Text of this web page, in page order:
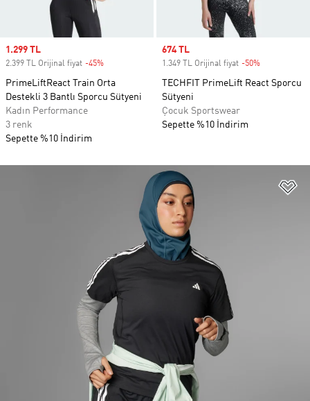
Sale price
1.299 TL
2.399 TL Orijinal fiyat -45%
PrimeLiftReact Train Orta
Destekli 3 Bantlı Sporcu Sütyeni
Kadın Performance
3 renk
Sepette %10 İndirim
Sale price
674 TL
1.349 TL Orijinal fiyat -50%
TECHFIT PrimeLift React Sporcu
Sütyeni
Çocuk Sportswear
Sepette %10 İndirim